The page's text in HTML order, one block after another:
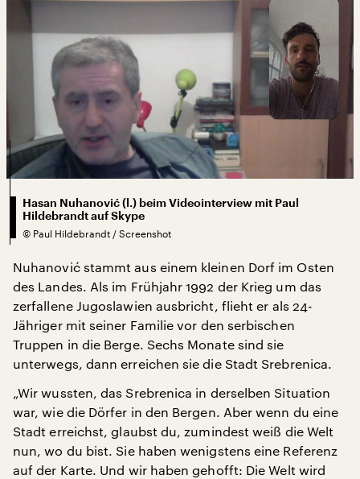
Hasan Nuhanović (l.) beim Videointerview mit Paul
Hildebrandt auf Skype
© Paul Hildebrandt / Screenshot
Nuhanović stammt aus einem kleinen Dorf im Osten
des Landes. Als im Frühjahr 1992 der Krieg um das
zerfallene Jugoslawien ausbricht, flieht er als 24-
Jähriger mit seiner Familie vor den serbischen
Truppen in die Berge. Sechs Monate sind sie
unterwegs, dann erreichen sie die Stadt Srebrenica.
„Wir wussten, das Srebrenica in derselben Situation
war, wie die Dörfer in den Bergen. Aber wenn du eine
Stadt erreichst, glaubst du, zumindest weiß die Welt
nun, wo du bist. Sie haben wenigstens eine Referenz
auf der Karte. Und wir haben gehofft: Die Welt wird